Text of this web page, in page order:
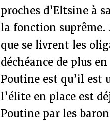
proches d’Eltsine à
la fonction suprême.
que se livrent les
déchéance de plus
Poutine est qu’il est
l’élite en place est
Poutine par les